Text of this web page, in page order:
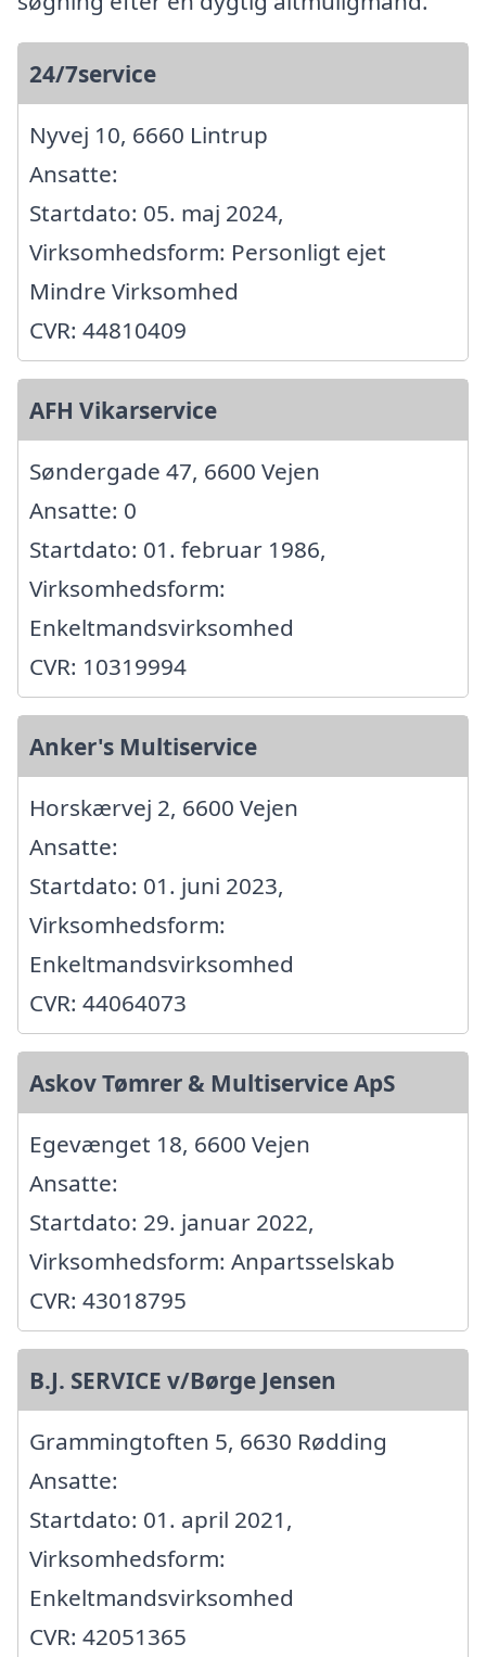
24/7service
Nyvej 10, 6660 Lintrup
Ansatte:
Startdato: 05. maj 2024,
Virksomhedsform: Personligt ejet
Mindre Virksomhed
CVR: 44810409
AFH Vikarservice
Søndergade 47, 6600 Vejen
Ansatte: 0
Startdato: 01. februar 1986,
Virksomhedsform:
Enkeltmandsvirksomhed
CVR: 10319994
Anker's Multiservice
Horskærvej 2, 6600 Vejen
Ansatte:
Startdato: 01. juni 2023,
Virksomhedsform:
Enkeltmandsvirksomhed
CVR: 44064073
Askov Tømrer & Multiservice ApS
Egevænget 18, 6600 Vejen
Ansatte:
Startdato: 29. januar 2022,
Virksomhedsform: Anpartsselskab
CVR: 43018795
B.J. SERVICE v/Børge Jensen
Grammingtoften 5, 6630 Rødding
Ansatte:
Startdato: 01. april 2021,
Virksomhedsform:
Enkeltmandsvirksomhed
CVR: 42051365